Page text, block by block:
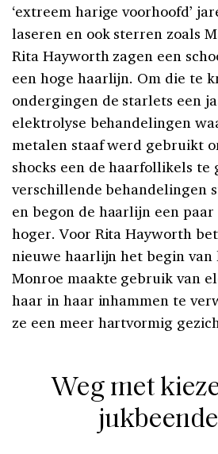
‘extreem harige voorhoofd’
laseren en ook sterren zoals
Rita Hayworth zagen een
een hoge haarlijn. Om die te
ondergingen de starlets een
elektrolyse behandelingen
metalen staaf werd gebruikt
shocks een de haarfollikels te
verschillende behandelingen
en begon de haarlijn een
hoger. Voor Rita Hayworth
nieuwe haarlijn het begin van
Monroe maakte gebruik van
haar in haar inhammen te
ze een meer hartvormig
Weg met